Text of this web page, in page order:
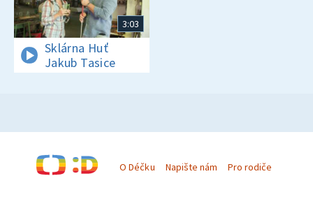
3:03
Sklárna Huť
Jakub Tasice
O Déčku Napište nám Pro rodiče